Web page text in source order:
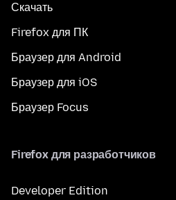
Скачать
Firefox для ПК
Браузер для Android
Браузер для iOS
Браузер Focus
Firefox для разработчиков
Developer Edition